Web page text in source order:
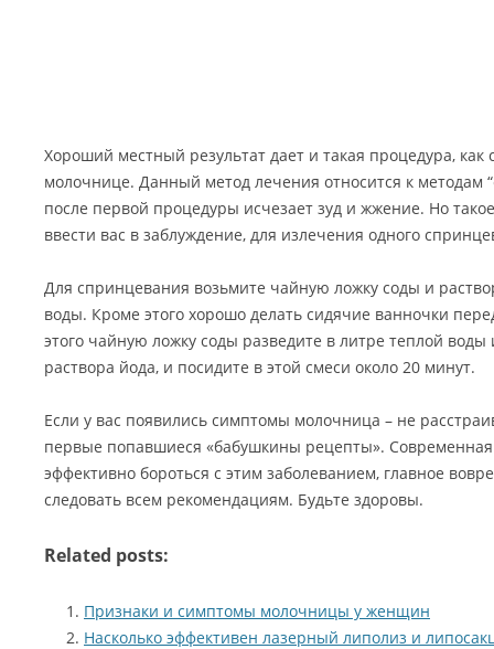
Хороший местный результат дает и такая процедура,
молочнице. Данный метод лечения относится к методам
после первой процедуры исчезает зуд и жжение. Но
ввести вас в заблуждение, для излечения одного
Для спринцевания возьмите чайную ложку соды и
воды. Кроме этого хорошо делать сидячие ванночки
этого чайную ложку соды разведите в литре теплой
раствора йода, и посидите в этой смеси около 20 минут.
Если у вас появились симптомы молочница – не
первые попавшиеся «бабушкины рецепты».
эффективно бороться с этим заболеванием, главное
следовать всем рекомендациям. Будьте здоровы.
Related posts:
Признаки и симптомы молочницы у женщин
Насколько эффективен лазерный липолиз и